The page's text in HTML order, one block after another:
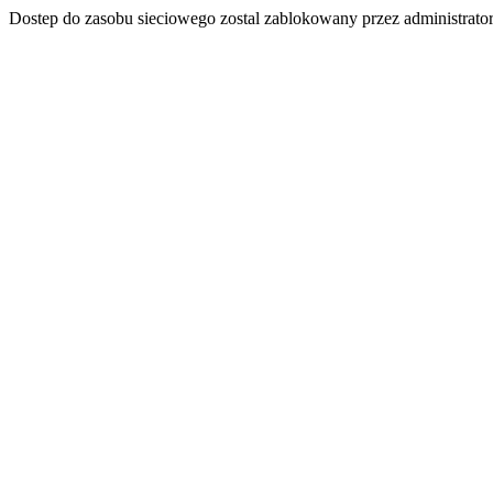
Dostep do zasobu sieciowego zostal zablokowany przez